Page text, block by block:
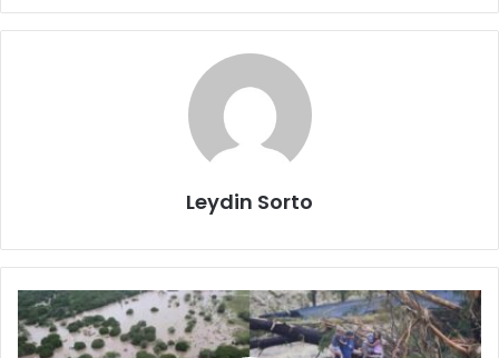
Leydin Sorto
Texas:
Más
de